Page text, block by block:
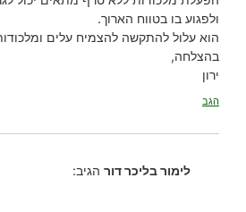
ולפגוע בו בטווח הארוך.
הוא עלול להתקשה להצמיח עלים
בהצלחה,
ירון
הגב
לימור בליכר דור הגיב: